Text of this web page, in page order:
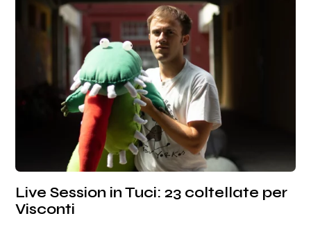
Live Session in Tuci: 23 coltellate per
Visconti